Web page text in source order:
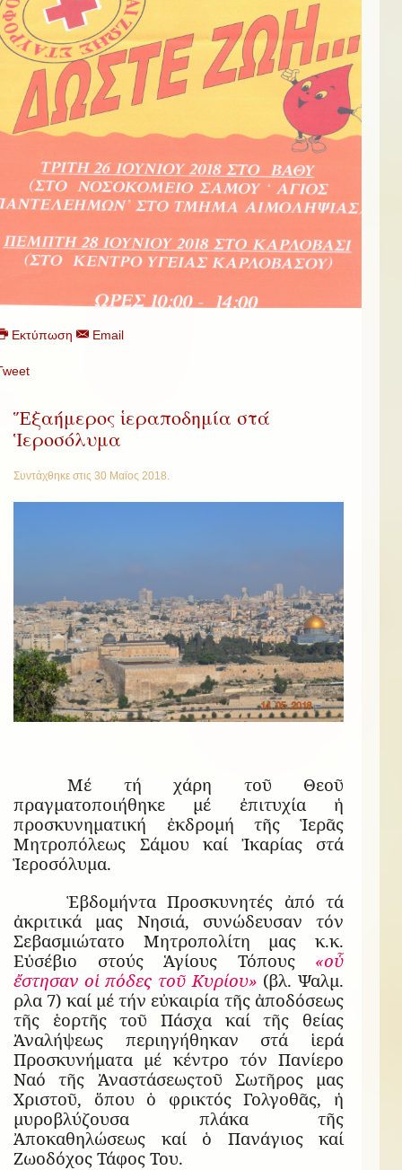
Εκτύπωση Email
Ἕξαήμερος ἱεραποδημία στά
Ἱεροσόλυμα
Συντάχθηκε στις 30 Μαϊος 2018
Μέ τή χάρη τοῦ Θεοῦ
πραγματοποιήθηκε μέ ἐπιτυχία ἡ
προσκυνηματική ἐκδρομή τῆς Ἱερᾶς
Μητροπόλεως Σάμου καί Ἰκαρίας στά
Ἱεροσόλυμα.
Ἑβδομήντα Προσκυνητές ἀπό τά
ἀκριτικά μας Νησιά, συνώδευσαν τόν
Σεβασμιώτατο Μητροπολίτη μας κ.κ.
Εὐσέβιο στούς Ἁγίους Τόπους «οὗ
ἔστησαν οἱ πόδες τοῦ Κυρίου» (βλ. Ψαλμ.
ρλα 7) καί μέ τήν εὐκαιρία τῆς ἀποδόσεως
τῆς ἑορτῆς τοῦ Πάσχα καί τῆς θείας
Ἀναλήψεως περιηγήθηκαν στά ἱερά
Προσκυνήματα μέ κέντρο τόν Πανίερο
Ναό τῆς Ἀναστάσεωςτοῦ Σωτῆρος μας
Χριστοῦ, ὅπου ὁ φρικτός Γολγοθᾶς, ἡ
μυροβλύζουσα πλάκα τῆς
Ἀποκαθηλώσεως καί ὁ Πανάγιος καί
Ζωοδόχος Τάφος Του.